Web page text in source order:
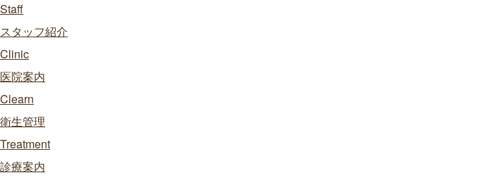
Staff
スタッフ紹介
Clinic
医院案内
Clearn
衛生管理
Treatment
診療案内